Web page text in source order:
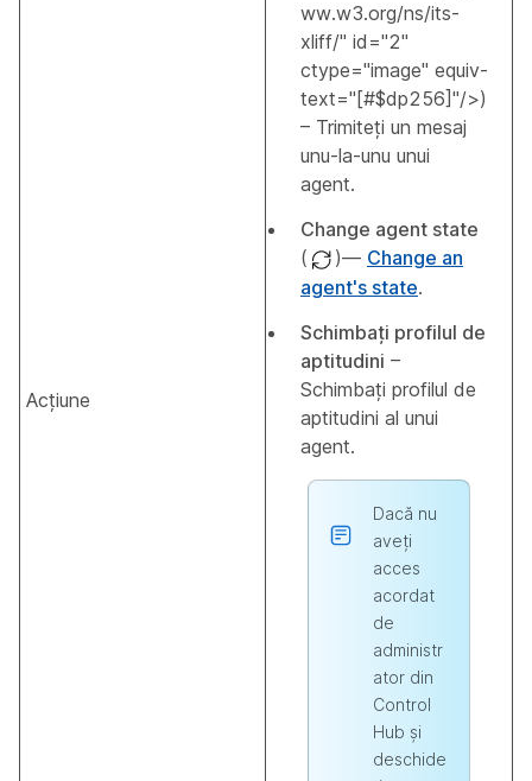
Acțiune
ww.w3.org/ns/its-
xliff/" id="2"
ctype="image" equiv-
text="[#$dp256]"/>)
– Trimiteți un mesaj
unu-la-unu unui
agent.
Change agent state
(
)— Change an
agent's state.
Schimbați profilul de
aptitudini –
Schimbați profilul de
aptitudini al unui
agent.
Dacă nu
aveți
acces
acordat
de
administr
ator din
Control
Hub și
deschide